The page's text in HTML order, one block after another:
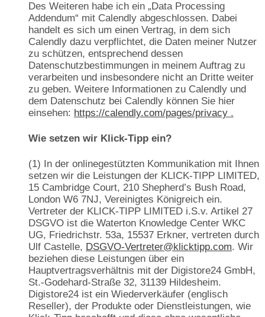
Des Weiteren habe ich ein „Data Processing
Addendum“ mit Calendly abgeschlossen. Dabei
handelt es sich um einen Vertrag, in dem sich
Calendly dazu verpflichtet, die Daten meiner Nutzer
zu schützen, entsprechend dessen
Datenschutzbestimmungen in meinem Auftrag zu
verarbeiten und insbesondere nicht an Dritte weiter
zu geben. Weitere Informationen zu Calendly und
dem Datenschutz bei Calendly können Sie hier
einsehen: https://calendly.com/pages/privacy .
Wie setzen wir Klick-Tipp ein?
(1) In der onlinegestützten Kommunikation mit Ihnen
setzen wir die Leistungen der KLICK-TIPP LIMITED,
15 Cambridge Court, 210 Shepherd’s Bush Road,
London W6 7NJ, Vereinigtes Königreich ein.
Vertreter der KLICK-TIPP LIMITED i.S.v. Artikel 27
DSGVO ist die Waterton Knowledge Center WKC
UG, Friedrichstr. 53a, 15537 Erkner, vertreten durch
Ulf Castelle, DSGVO-Vertreter@klicktipp.com. Wir
beziehen diese Leistungen über ein
Hauptvertragsverhältnis mit der Digistore24 GmbH,
St.-Godehard-Straße 32, 31139 Hildesheim.
Digistore24 ist ein Wiederverkäufer (englisch
Reseller), der Produkte oder Dienstleistungen, wie